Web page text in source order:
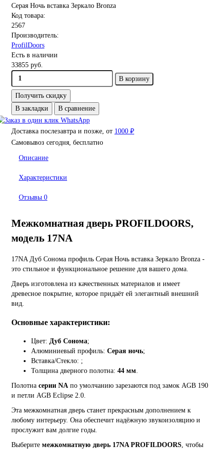
Код товара:
2567
Производитель:
ProfilDoors
Есть в наличии
33855 руб.
В корзину
Получить скидку
В закладки
В сравнение
Доставка послезавтра и позже, от 1000 ₽
Самовывоз сегодня, бесплатно
Описание
Характеристики
Отзывы 0
Межкомнатная дверь PROFILDOORS,
модель 17NA
17NA Дуб Сонома профиль Серая Ночь вставка Зеркало Bronza -
это стильное и функциональное решение для вашего дома.
Дверь изготовлена из качественных материалов и имеет
древесное покрытие, которое придаёт ей элегантный внешний
вид.
Основные характеристики:
Цвет: Дуб Сонома;
Алюминиевый профиль: Серая ночь;
Вставка/Стекло: ;
Толщина дверного полотна: 44 мм
Полотна серии NA по умолчанию зарезаются под замок AGB 190
и петли AGB Eclipse 2.0.
Эта межкомнатная дверь станет прекрасным дополнением к
любому интерьеру. Она обеспечит надёжную звукоизоляцию и
прослужит вам долгие годы.
Выберите межкомнатную дверь 17NA PROFILDOORS , чтобы